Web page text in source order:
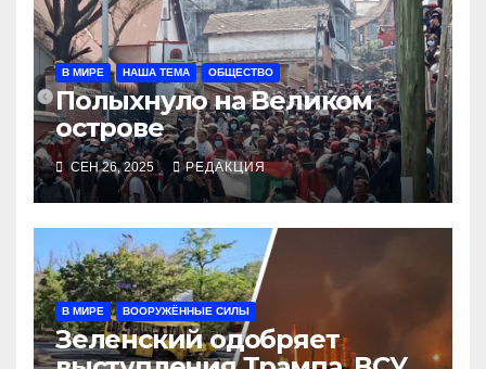
В МИРЕ НАША ТЕМА ОБЩЕСТВО
Полыхнуло на Великом
острове
СЕН 26, 2025 РЕДАКЦИЯ
В МИРЕ ВООРУЖЁННЫЕ СИЛЫ
Зеленский одобряет